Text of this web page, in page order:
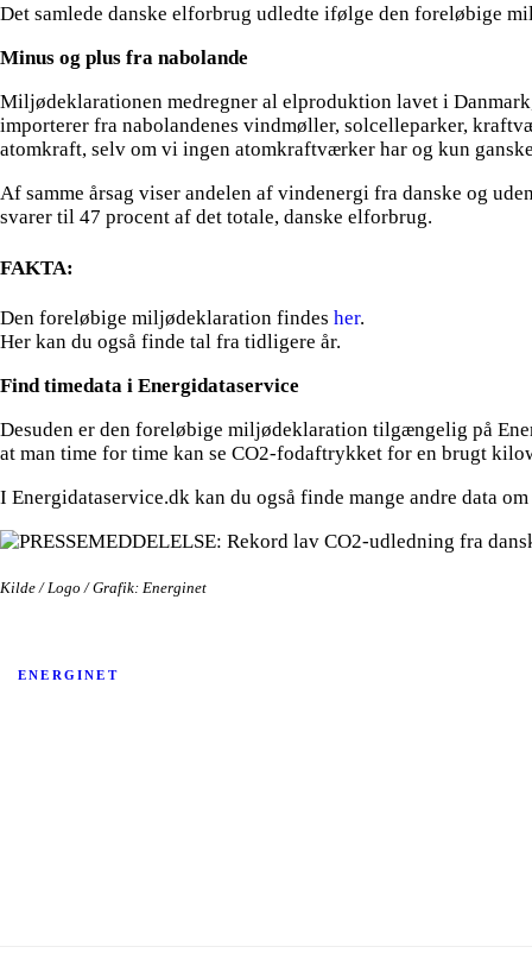
Det samlede danske elforbrug udledte ifølge den foreløbige
Minus og plus fra nabolande
Miljødeklarationen medregner al elproduktion lavet i
importerer fra nabolandenes vindmøller, solcelleparker,
atomkraft, selv om vi ingen atomkraftværker har og kun
Af samme årsag viser andelen af vindenergi fra danske og
svarer til 47 procent af det totale, danske elforbrug.
FAKTA:
Den foreløbige miljødeklaration findes her.
Her kan du også finde tal fra tidligere år.
Find timedata i Energidataservice
Desuden er den foreløbige miljødeklaration tilgængelig på
at man time for time kan se CO2-fodaftrykket for en brugt
I Energidataservice.dk kan du også finde mange andre data
Kilde / Logo / Grafik: Energinet
ENERGINET